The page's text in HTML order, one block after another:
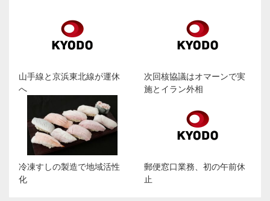
山手線と京浜東北線が運休
へ
次回核協議はオマーンで実
施とイラン外相
冷凍すしの製造で地域活性
化
郵便窓口業務、初の午前休
止